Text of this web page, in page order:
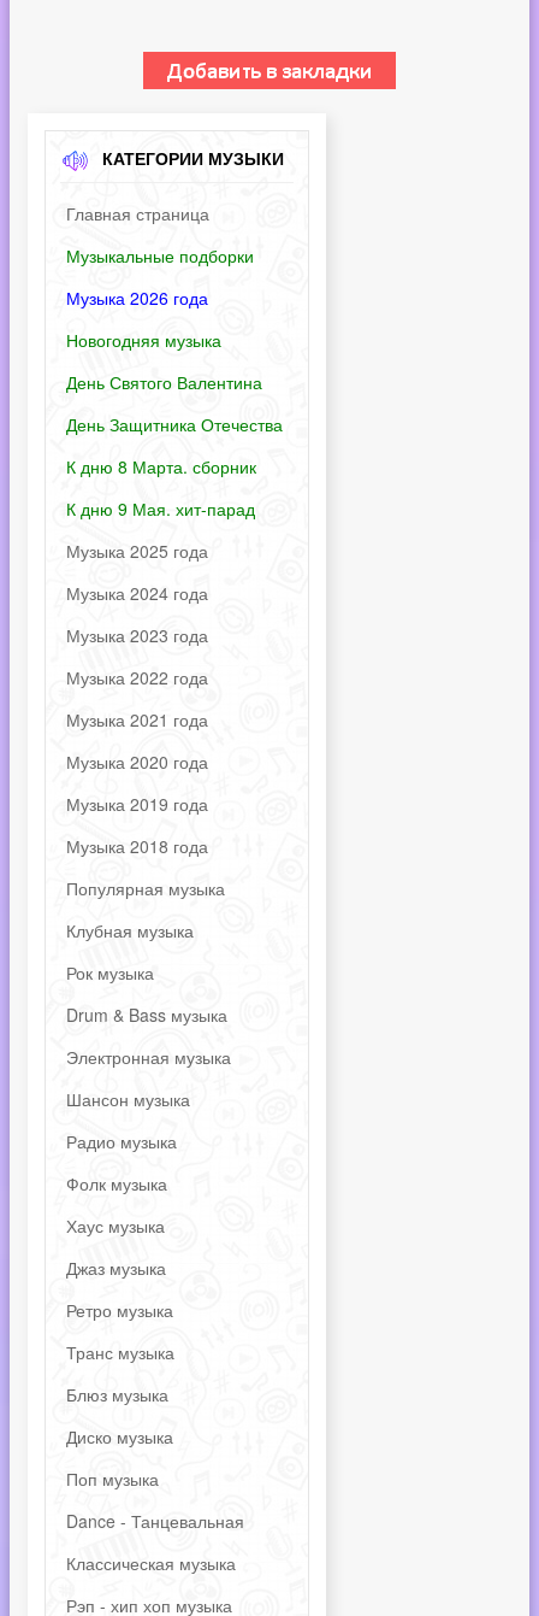
КАТЕГОРИИ МУЗЫКИ
Главная страница
Музыкальные подборки
Музыка 2026 года
Новогодняя музыка
День Святого Валентина
День Защитника Отечества
К дню 8 Марта. сборник
К дню 9 Мая. хит-парад
Музыка 2025 года
Музыка 2024 года
Музыка 2023 года
Музыка 2022 года
Музыка 2021 года
Музыка 2020 года
Музыка 2019 года
Музыка 2018 года
Популярная музыка
Клубная музыка
Рок музыка
Drum & Bass музыка
Электронная музыка
Шансон музыка
Радио музыка
Фолк музыка
Хаус музыка
Джаз музыка
Ретро музыка
Транс музыка
Блюз музыка
Диско музыка
Поп музыка
Dance - Танцевальная
Классическая музыка
Рэп - хип хоп музыка